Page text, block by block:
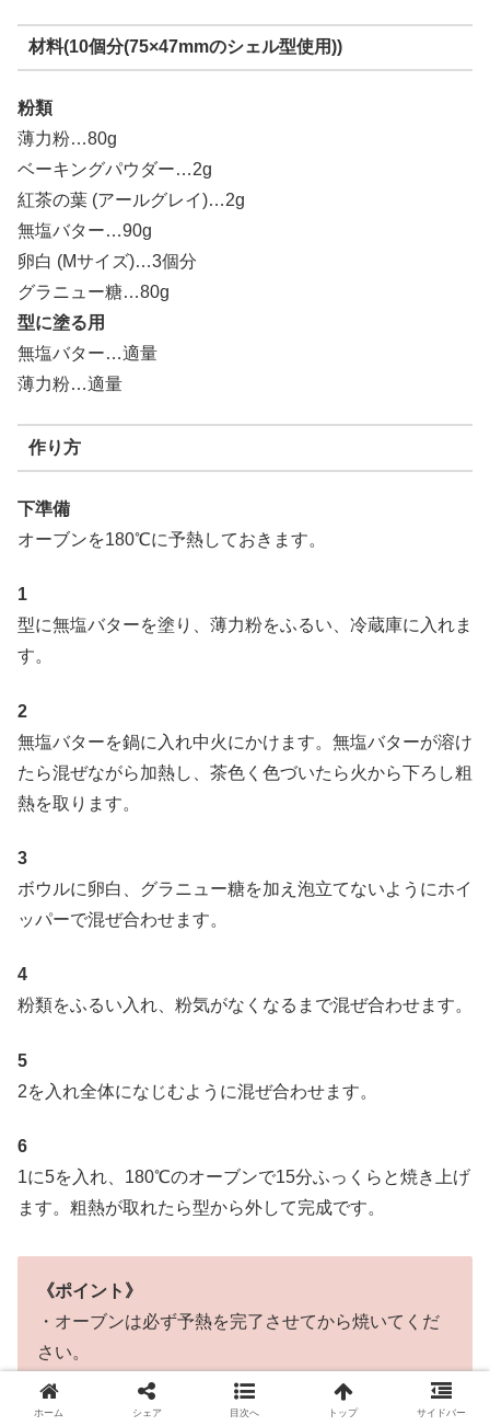
材料(10個分(75×47mmのシェル型使用))
粉類
薄力粉…80g
ベーキングパウダー…2g
紅茶の葉 (アールグレイ)…2g
無塩バター…90g
卵白 (Mサイズ)…3個分
グラニュー糖…80g
型に塗る用
無塩バター…適量
薄力粉…適量
作り方
下準備
オーブンを180℃に予熱しておきます。
1
型に無塩バターを塗り、薄力粉をふるい、冷蔵庫に入れま
す。
2
無塩バターを鍋に入れ中火にかけます。無塩バターが溶け
たら混ぜながら加熱し、茶色く色づいたら火から下ろし粗
熱を取ります。
3
ボウルに卵白、グラニュー糖を加え泡立てないようにホイ
ッパーで混ぜ合わせます。
4
粉類をふるい入れ、粉気がなくなるまで混ぜ合わせます。
5
2を入れ全体になじむように混ぜ合わせます。
6
1に5を入れ、180℃のオーブンで15分ふっくらと焼き上げ
ます。粗熱が取れたら型から外して完成です。
《ポイント》
・オーブンは必ず予熱を完了させてから焼いてくだ
さい。
予熱機能のないオーブンの場合は温度を設定し10分
加熱を行った後、焼き始めてください。
ホーム シェア 目次へ トップ サイドバー